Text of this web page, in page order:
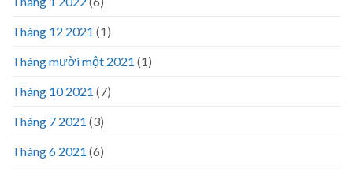
Tháng 12 2021 (1)
Tháng mười một 2021 (1)
Tháng 10 2021 (7)
Tháng 7 2021 (3)
Tháng 6 2021 (6)